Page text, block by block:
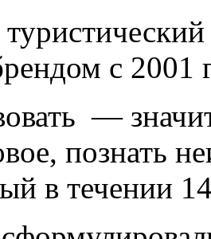
с 2001
—
познать
в течении